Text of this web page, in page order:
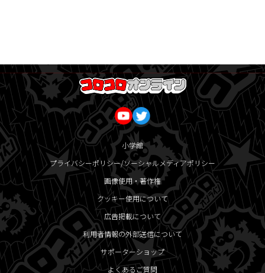
小学館
プライバシーポリシー/ソーシャルメディアポリシー
画像使用・著作権
クッキー使用について
広告掲載について
利用者情報の外部送信について
サポーターショップ
よくあるご質問